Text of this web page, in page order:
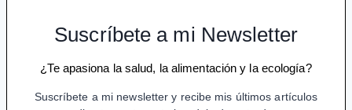
Suscríbete a mi Newsletter
¿Te apasiona la salud, la alimentación y la ecología?
Suscríbete a mi newsletter y recibe mis últimos artículos